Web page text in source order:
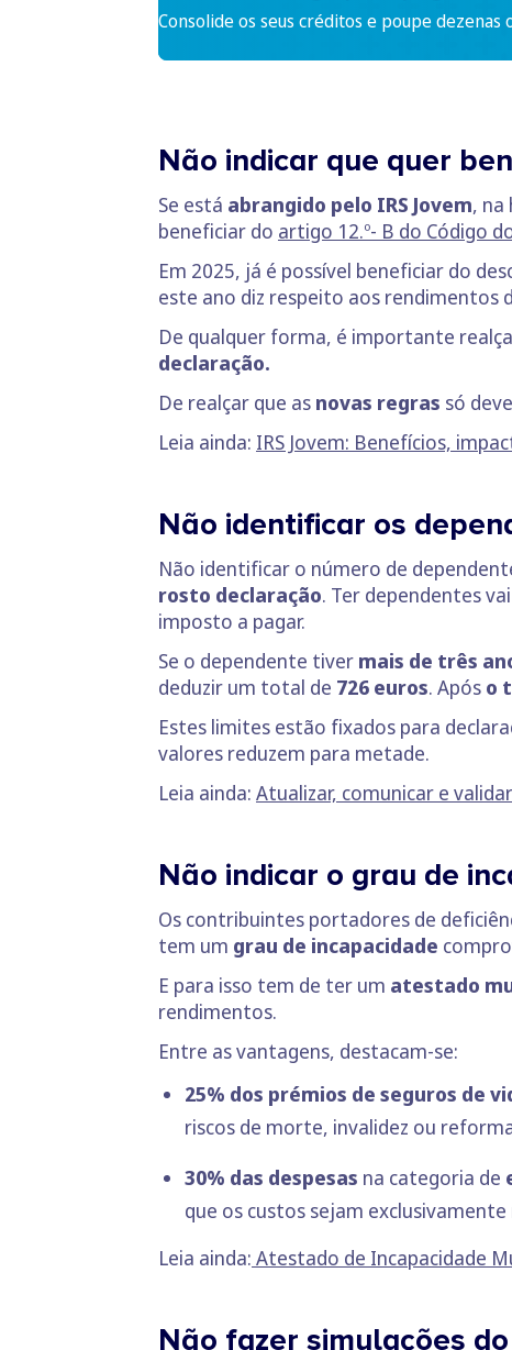
Consolide os seus créditos e poupe dezenas
Não indicar que quer
Se está abrangido pelo IRS Jovem, na
beneficiar do artigo 12.º- B do Código
Em 2025, já é possível beneficiar do
este ano diz respeito aos rendimentos
De qualquer forma, é importante
declaração.
De realçar que as novas regras só
Leia ainda: IRS Jovem: Benefícios,
Não identificar os
Não identificar o número de
rosto declaração. Ter dependentes
imposto a pagar.
Se o dependente tiver mais de três
deduzir um total de 726 euros. Após o
Estes limites estão fixados para
valores reduzem para metade.
Leia ainda: Atualizar, comunicar e
Não indicar o grau de
Os contribuintes portadores de
tem um grau de incapacidade
E para isso tem de ter um atestado
rendimentos.
Entre as vantagens, destacam-se:
25% dos prémios de seguros de
riscos de morte, invalidez ou
30% das despesas na categoria de
que os custos sejam
Leia ainda: Atestado de Incapacidade
Não fazer simulações do